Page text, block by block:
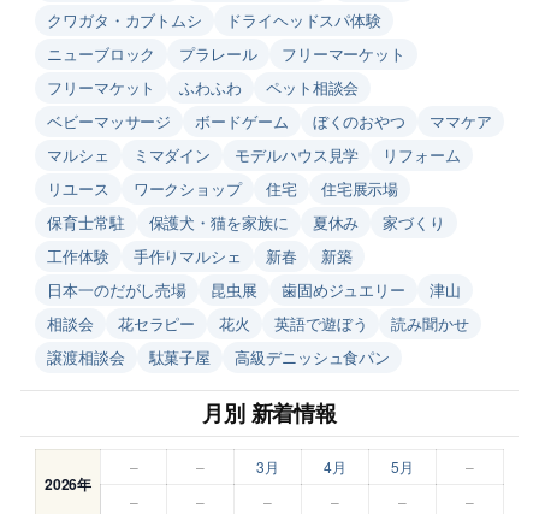
クワガタ・カブトムシ
ドライヘッドスパ体験
ニューブロック
プラレール
フリーマーケット
フリーマケット
ふわふわ
ペット相談会
ベビーマッサージ
ボードゲーム ぼくのおやつ
ママケア
マルシェ
ミマダイン モデルハウス見学
リフォーム
リユース
ワークショップ 住宅
住宅展示場
保育士常駐
保護犬・猫を家族に 夏休み
家づくり
工作体験
手作りマルシェ 新春
新築
日本一のだがし売場
昆虫展 歯固めジュエリー
津山
相談会
花セラピー 花火 英語で遊ぼう
読み聞かせ
譲渡相談会
駄菓子屋 高級デニッシュ食パン
月別 新着情報
2026年
– – 3月 4月 5月
–
–
– – – – –